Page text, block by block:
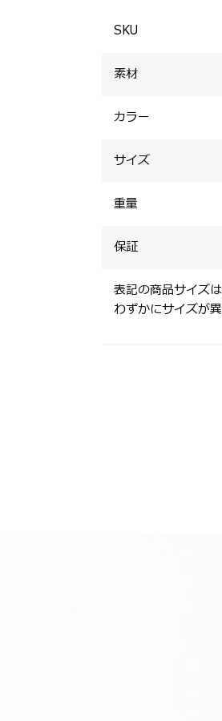
SKU
素材
カラー
サイズ
重量
保証
表記の商品サイズ
わずかにサイズが